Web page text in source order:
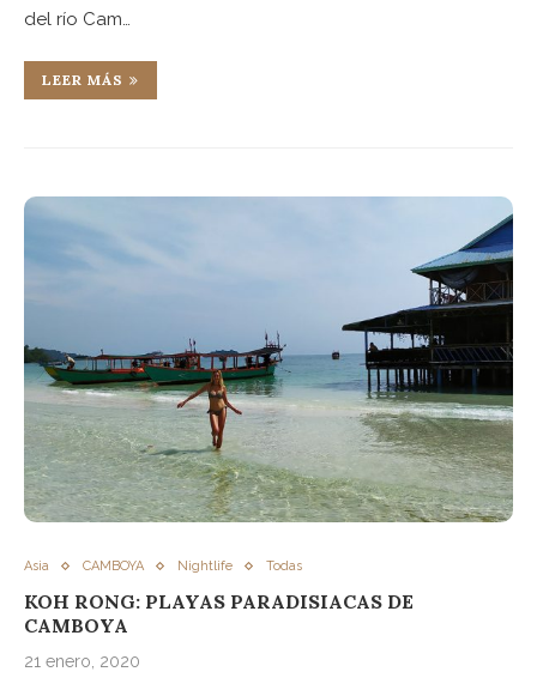
del río Cam…
LEER MÁS
Asia CAMBOYA Nightlife Todas
KOH RONG: PLAYAS PARADISIACAS DE
CAMBOYA
21 enero, 2020